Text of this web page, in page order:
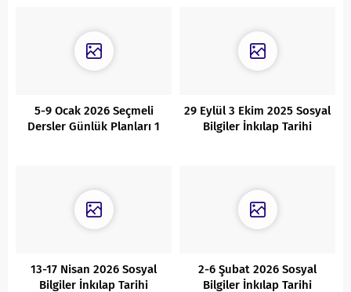
5-9 Ocak 2026 Seçmeli
Dersler Günlük Planları 1
29 Eylül 3 Ekim 2025 Sosyal
Bilgiler İnkılap Tarihi
13-17 Nisan 2026 Sosyal
Bilgiler İnkılap Tarihi
2-6 Şubat 2026 Sosyal
Bilgiler İnkılap Tarihi